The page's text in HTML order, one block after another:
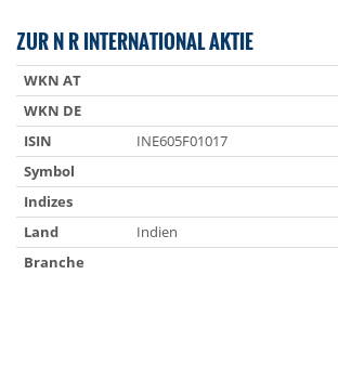
ZUR N R INTERNATIONAL AKTIE
WKN AT
WKN DE
ISIN
INE605F01017
Symbol
Indizes
Land
Indien
Branche